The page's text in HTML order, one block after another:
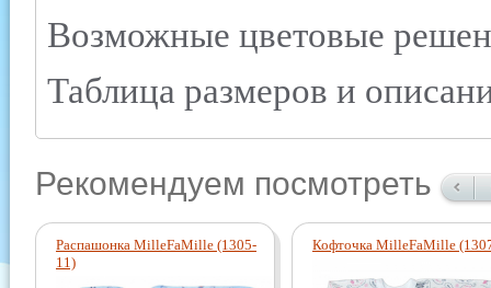
Возможные цветовые
Таблица размеров и
Рекомендуем посмотреть
Распашонка MilleFaMille (1305-
11)
Кофточка MilleFaMille